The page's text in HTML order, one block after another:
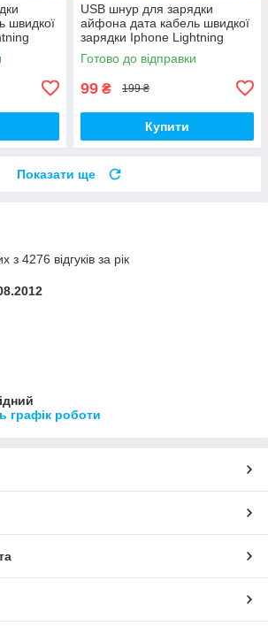
швидкої
usb
USB шнур для зарядки
айфона дата кабель швидкої
зарядки Iphone Lightning
кабель юсб usb перехідник
подовжувач 90 градусів usb
Готово до відправки
99 ₴ 199 ₴
Купити
Показати ще
з 4276 відгуків за рік
графік роботи